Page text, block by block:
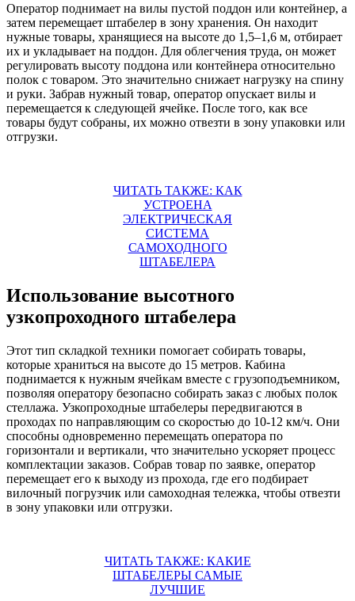
Оператор поднимает на вилы пустой поддон или контейнер, а
затем перемещает штабелер в зону хранения. Он находит
нужные товары, хранящиеся на высоте до 1,5–1,6 м, отбирает
их и укладывает на поддон. Для облегчения труда, он может
регулировать высоту поддона или контейнера относительно
полок с товаром. Это значительно снижает нагрузку на спину
и руки. Забрав нужный товар, оператор опускает вилы и
перемещается к следующей ячейке. После того, как все
товары будут собраны, их можно отвезти в зону упаковки или
отгрузки.
ЧИТАТЬ ТАКЖЕ: КАК
УСТРОЕНА
ЭЛЕКТРИЧЕСКАЯ
СИСТЕМА
САМОХОДНОГО
ШТАБЕЛЕРА
Использование высотного
узкопроходного штабелера
Этот тип складкой техники помогает собирать товары,
которые храниться на высоте до 15 метров. Кабина
поднимается к нужным ячейкам вместе с грузоподъемником,
позволяя оператору безопасно собирать заказ с любых полок
стеллажа. Узкопроходные штабелеры передвигаются в
проходах по направляющим со скоростью до 10-12 км/ч. Они
способны одновременно перемещать оператора по
горизонтали и вертикали, что значительно ускоряет процесс
комплектации заказов. Собрав товар по заявке, оператор
перемещает его к выходу из прохода, где его подбирает
вилочный погрузчик или самоходная тележка, чтобы отвезти
в зону упаковки или отгрузки.
ЧИТАТЬ ТАКЖЕ: КАКИЕ
ШТАБЕЛЕРЫ САМЫЕ
ЛУЧШИЕ